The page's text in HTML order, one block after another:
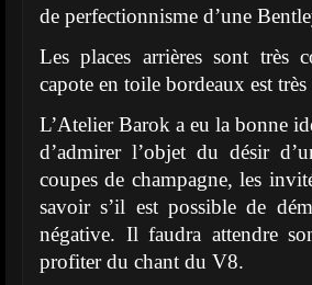
de perfectionnisme d’une
Les places arrières sont très
capote en toile bordeaux est
L’Atelier Barok a eu la bonne
d’admirer l’objet du désir
coupes de champagne, les
savoir s’il est possible de
négative. Il faudra attendre
profiter du chant du V8.